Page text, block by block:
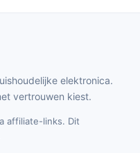
elektronica.
vertrouwen kiest.
affiliate-links. Dit